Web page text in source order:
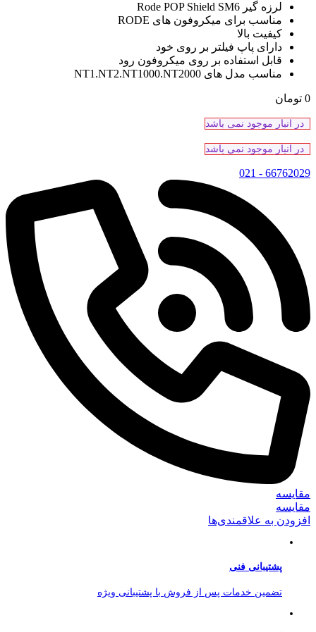
لرزه گیر Rode POP Shield SM6
مناسب برای میکروفون های RODE
کیفیت بالا
دارای پاپ فیلتر بر روی خود
قابل استفاده بر روی میکروفون رود
مناسب مدل های NT1.NT2.NT1000.NT2000
0 تومان
در انبار موجود نمی باشد
در انبار موجود نمی باشد
66762029 - 021
مقایسه
مقایسه
افزودن به علاقمندی‌ها
پشتیبانی فنی
تضمین خدمات پس از فروش با پشتیبانی ویژه